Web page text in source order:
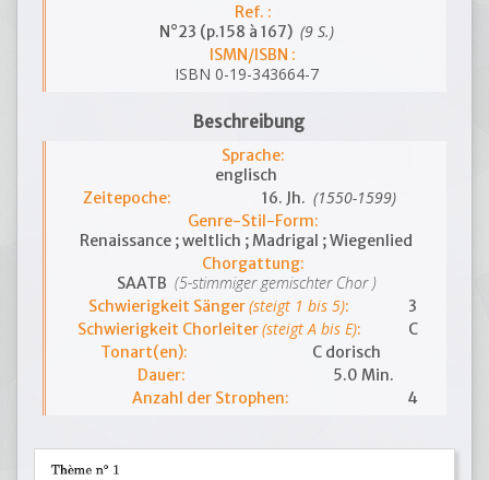
Ref. :
N°23 (p.158 à 167) (9 S.)
ISMN/ISBN :
ISBN 0-19-343664-7
Beschreibung
Sprache:
englisch
Zeitepoche:
16. Jh. (1550-1599)
Genre-Stil-Form:
Renaissance ; weltlich ; Madrigal ; Wiegenlied
Chorgattung:
SAATB (5-stimmiger gemischter Chor )
Schwierigkeit Sänger(steigt 1 bis 5):
3
Schwierigkeit Chorleiter(steigt A bis E):
C
Tonart(en):
C dorisch
Dauer:
5.0 Min.
Anzahl der Strophen:
4